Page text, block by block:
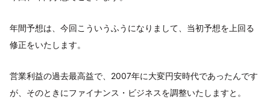
年間予想は、今回こういうふうになりまして、当初予想を上回る
修正をいたします。
営業利益の過去最高益で、2007年に大変円安時代であったんです
が、そのときにファイナンス・ビジネスを調整いたしますと。